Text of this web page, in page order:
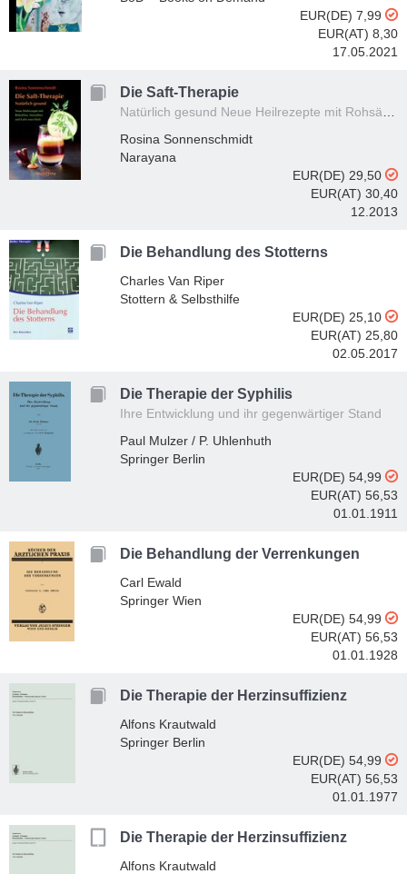
EUR(DE) 7,99
EUR(AT) 8,30
17.05.2021
Die Saft-Therapie
Natürlich gesund Neue Heilrezepte mit Rohsäften, Smoothies und Latte macchiati
Rosina Sonnenschmidt
Narayana
EUR(DE) 29,50
EUR(AT) 30,40
12.2013
Die Behandlung des Stotterns
Charles Van Riper
Stottern & Selbsthilfe
EUR(DE) 25,10
EUR(AT) 25,80
02.05.2017
Die Therapie der Syphilis
Ihre Entwicklung und ihr gegenwärtiger Stand
Paul Mulzer / P. Uhlenhuth
Springer Berlin
EUR(DE) 54,99
EUR(AT) 56,53
01.01.1911
Die Behandlung der Verrenkungen
Carl Ewald
Springer Wien
EUR(DE) 54,99
EUR(AT) 56,53
01.01.1928
Die Therapie der Herzinsuffizienz
Alfons Krautwald
Springer Berlin
EUR(DE) 54,99
EUR(AT) 56,53
01.01.1977
Die Therapie der Herzinsuffizienz
Alfons Krautwald